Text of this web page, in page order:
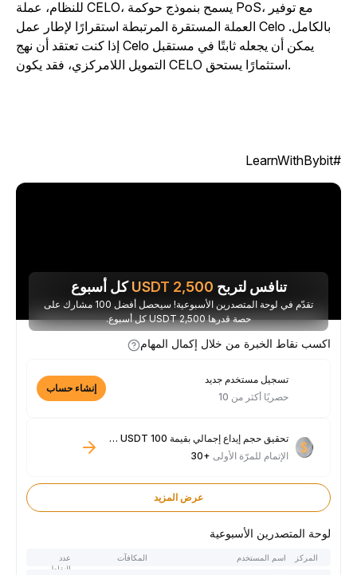
للنظام، عملة CELO، يسمح بنموذج حوكمة PoS، مع توفير
العملة المستقرة المرتبطة استقرارًا لإطار عمل Celo بالكامل.
إذا كنت تعتقد أن نهج Celo يمكن أن يجعله ثابتًا في مستقبل
تنافس لتربح 2,500
USDTكل أسبوع
تقدّم في لوحة المتصدرين الأسبوعية! سيحصل أفضل 100 مشارك على
حصة قدرها 2,500 USDT كل أسبوع.
اكسب نقاط الخبرة من خلال إكمال المهام
تسجيل مستخدم جديد
حصريًا أكثر من 10
إنشاء حساب
تحقيق حجم إيداع إجمالي بقيمة 100 USDT فأكثر
الإتمام للمرّة الأولى+30
عرض المزيد
لوحة المتصدرين الأسبوعية
المركز اسم المستخدم المكافآت
النقاط